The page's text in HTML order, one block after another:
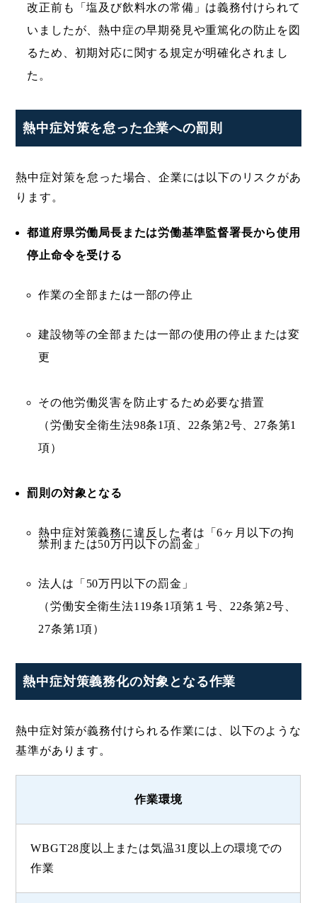
改正前も「塩及び飲料水の常備」は義務付けられて
いましたが、熱中症の早期発見や重篤化の防止を図
るため、初期対応に関する規定が明確化されまし
た。
熱中症対策を怠った企業への罰則
熱中症対策を怠った場合、企業には以下のリスクがあ
ります。
都道府県労働局長または労働基準監督署長から使用
停止命令を受ける
作業の全部または一部の停止
建設物等の全部または一部の使用の停止または変
更
その他労働災害を防止するため必要な措置
（労働安全衛生法98条1項、22条第2号、27条第1
項）
罰則の対象となる
熱中症対策義務に違反した者は「6ヶ月以下の拘
禁刑または50万円以下の罰金」
法人は「50万円以下の罰金」
（労働安全衛生法119条1項第１号、22条第2号、
27条第1項）
熱中症対策義務化の対象となる作業
熱中症対策が義務付けられる作業には、以下のような
基準があります。
作業環境
WBGT28度以上または気温31度以上の環境での
作業